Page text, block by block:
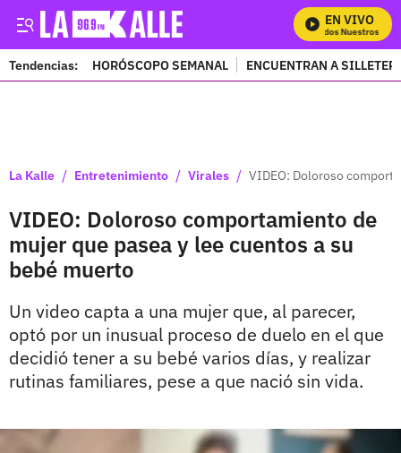
EN VIVO
Mira Todos Nuestros
Tendencias: HORÓSCOPO SEMANAL ENCUENTRAN A
La Kalle / Entretenimiento / Virales / VIDEO: Doloroso
VIDEO: Doloroso comportamiento de
mujer que pasea y lee cuentos a su
bebé muerto
Un video capta a una mujer que, al parecer,
optó por un inusual proceso de duelo en el que
decidió tener a su bebé varios días, y realizar
rutinas familiares, pese a que nació sin vida.